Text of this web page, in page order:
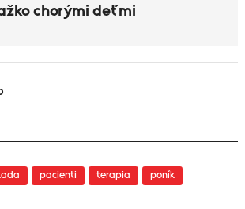
chorými deťmi
pacienti terapia poník